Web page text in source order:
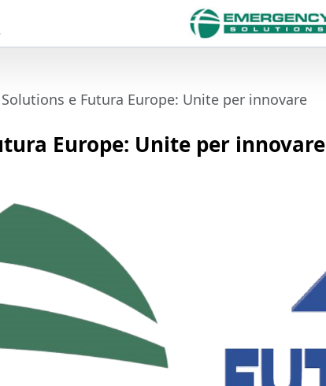
e Futura Europe: Unite per innovare
Europe: Unite per innovare